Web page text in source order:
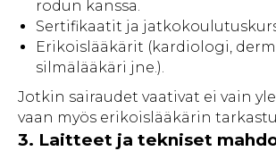
rodun kanssa.
Sertifikaatit ja
Erikoislääkärit (kardiologi,
silmälääkäri jne.).
Jotkin sairaudet vaativat ei vain
vaan myös erikoislääkärin
3. Laitteet ja tekniset